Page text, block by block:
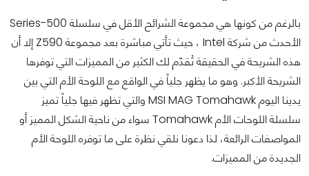
بالرغم من كونها هي مجموعة الشرائح الأقل في سلسلة 500-Series
الأحدث من شركة Intel ، حيث تأتي مباشرة بعد مجموعة Z590 إلا أن
هذه الشريحة في الحقيقة تُقدّم لك الكثير من المميزات التي توفرها
الشريحة الأكبر. وهو ما يظهر جلياً في الواقع مع اللوحة الأم التي بين
يدينا اليوم MSI MAG Tomahawk والتي تظهر فيها جلياً تميز
سلسلة اللوحات الأم Tomahawk سواء من ناحية الشكل المميز أو
المواصفات الرائعة، لذا دعونا نلقي نظرة على ما توفره اللوحة الأم
الجديدة من المميزات.